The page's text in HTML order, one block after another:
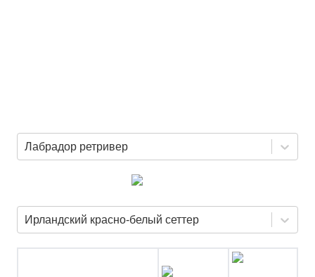
Лабрадор ретривер
Ирландский красно-белый сеттер